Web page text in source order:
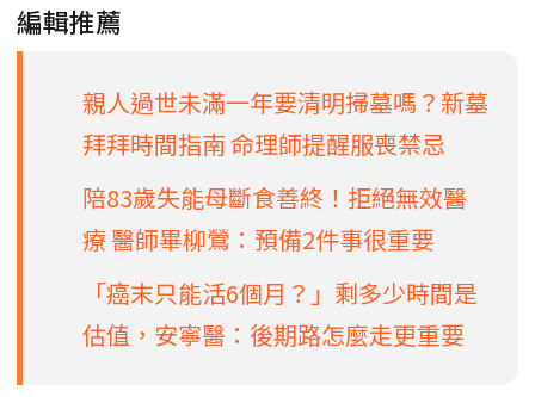
編輯推薦
親人過世未滿一年要清明掃墓嗎？新墓
拜拜時間指南 命理師提醒服喪禁忌
陪83歲失能母斷食善終！拒絕無效醫
療 醫師畢柳鶯：預備2件事很重要
「癌末只能活6個月？」剩多少時間是
估值，安寧醫：後期路怎麼走更重要